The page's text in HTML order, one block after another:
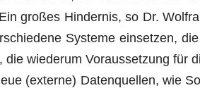
gro­ßes Hin­der­nis, so Dr.
Sys­te­me ein­set­zen,
die wie­der­um Vor­aus­set­zung für
(exter­ne) Daten­quel­len, wie